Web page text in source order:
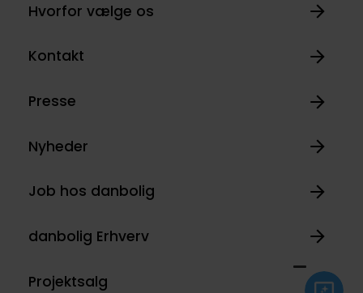
Hvorfor vælge os
Kontakt
Presse
Nyheder
Job hos danbolig
danbolig Erhverv
Projektsalg